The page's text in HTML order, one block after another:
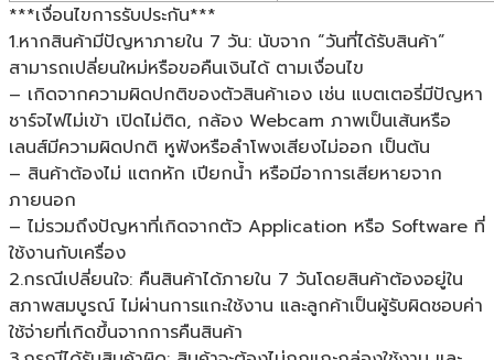
***เงื่อนไขการรับประกัน***
1.หากสินค้ามีปัญหาภายใน 7 วัน: นับจาก “วันที่ได้รับสินค้า”
สามารถเปลี่ยนใหม่หรือขอคืนเงินได้ ตามเงื่อนไข
– เกิดจากความผิดปกติของตัวสินค้าเอง เช่น แบตเตอรี่มีปัญหา
ชาร์จไฟไม่เข้า เปิดไม่ติด, กล้อง Webcam ภาพเป็นเส้นหรือ
เลนส์มีความผิดปกติ หูฟังหรือลำโพงเสียงไม่ออก เป็นต้น
– สินค้าต้องไม่ แตกหัก เปียกน้ำ หรือมีอาการเสียหายจาก
ภายนอก
– ไม่รวมถึงปัญหาที่เกิดจากตัว Application หรือ Software ที่
ใช้งานกับเครื่อง
2.กรณีเปลี่ยนใจ: คืนสินค้าได้ภายใน 7 วันโดยสินค้าต้องอยู่ใน
สภาพสมบูรณ์ ไม่ผ่านการแกะใช้งาน และลูกค้าเป็นผู้รับผิดชอบค่า
ใช้จ่ายที่เกิดขึ้นจากการคืนสินค้า